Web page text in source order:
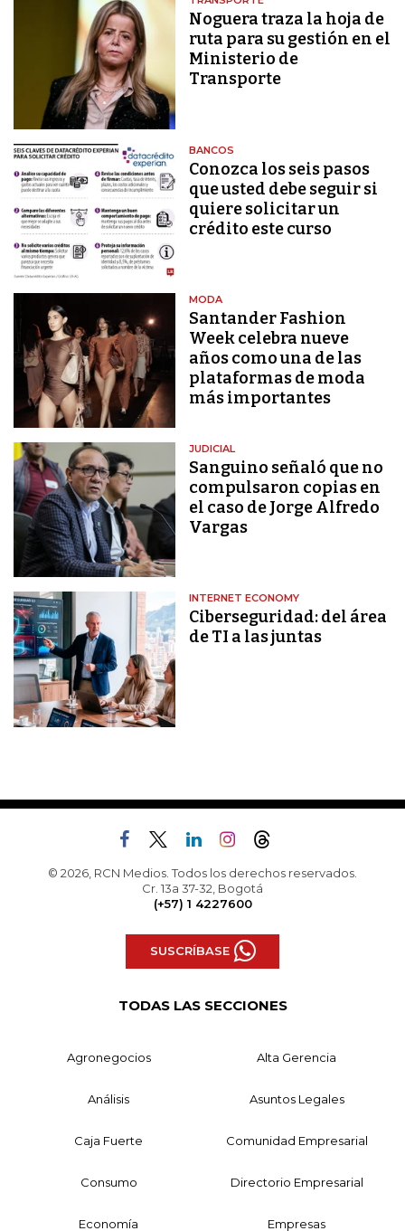
Noguera traza la hoja de
ruta para su gestión en el
Ministerio de
Transporte
BANCOS
Conozca los seis pasos
que usted debe seguir si
quiere solicitar un
crédito este curso
MODA
Santander Fashion
Week celebra nueve
años como una de las
plataformas de moda
más importantes
JUDICIAL
Sanguino señaló que no
compulsaron copias en
el caso de Jorge Alfredo
Vargas
INTERNET ECONOMY
Ciberseguridad: del área
de TI a las juntas
© 2026, RCN Medios. Todos los derechos reservados.
Cr. 13a 37-32, Bogotá
(+57) 1 4227600
SUSCRÍBASE
TODAS LAS SECCIONES
Agronegocios Alta Gerencia
Análisis Asuntos Legales
Caja Fuerte Comunidad Empresarial
Consumo Directorio Empresarial
Economía Empresas